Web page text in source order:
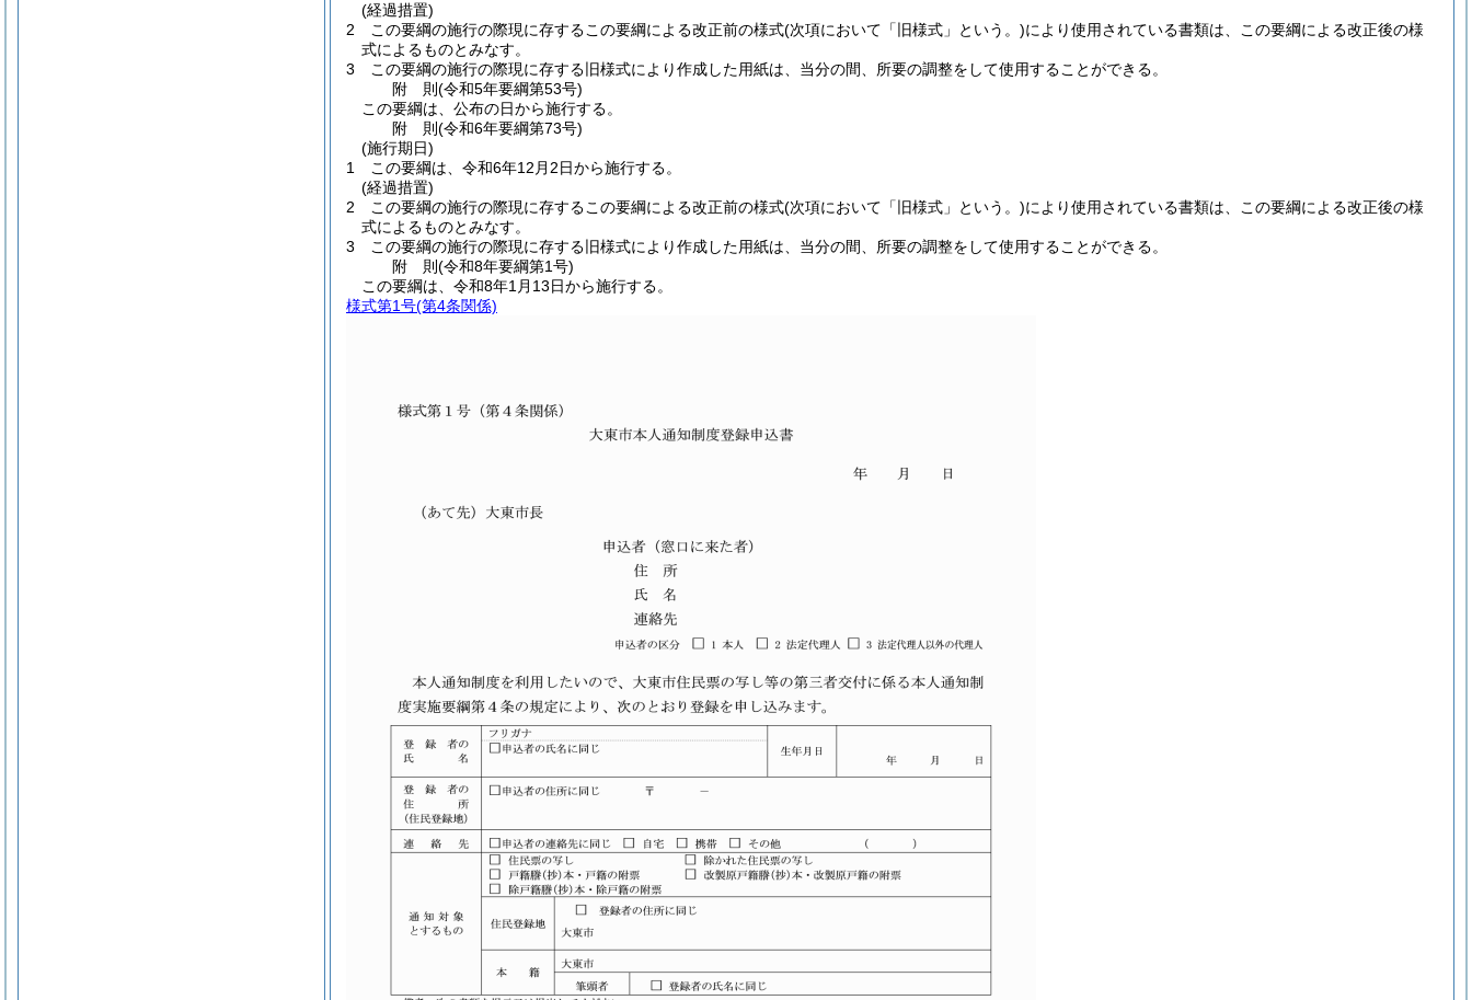
(経過措置)
2
この要綱の施行の際現に存するこの要綱による改正前の様式(次項において「旧様式」という。)により使用されている書類は、この要綱による改正後の様
式によるものとみなす。
3
この要綱の施行の際現に存する旧様式により作成した用紙は、当分の間、所要の調整をして使用することができる。
附 則(令和5年要綱第53号)
この要綱は、公布の日から施行する。
附 則(令和6年要綱第73号)
(施行期日)
1
この要綱は、令和6年12月2日から施行する。
(経過措置)
2
この要綱の施行の際現に存するこの要綱による改正前の様式(次項において「旧様式」という。)により使用されている書類は、この要綱による改正後の様
式によるものとみなす。
3
この要綱の施行の際現に存する旧様式により作成した用紙は、当分の間、所要の調整をして使用することができる。
附 則(令和8年要綱第1号)
この要綱は、令和8年1月13日から施行する。
様式第1号(第4条関係)